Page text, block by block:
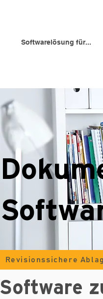
Softwarelösung für...
Revisionssichere
Software